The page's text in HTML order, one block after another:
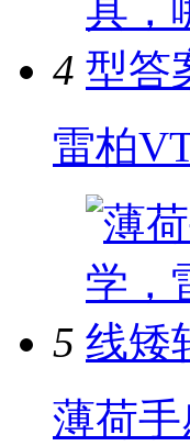
4
雷柏
5
薄荷